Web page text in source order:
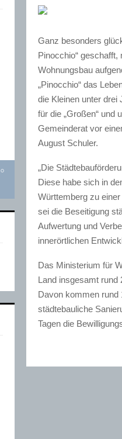
Ganz besonders
Pinocchio“
Wohnungsbau
„Pinocchio“ das
die Kleinen unter drei
für die „Großen“ und
Gemeinderat vor
August Schuler.
„Die
Diese habe sich in
Württemberg zu
sei die Beseitigung
Aufwertung und
innerörtlichen
Das Ministerium für
Land insgesamt rund
Davon kommen rund
städtebauliche
Tagen die
°